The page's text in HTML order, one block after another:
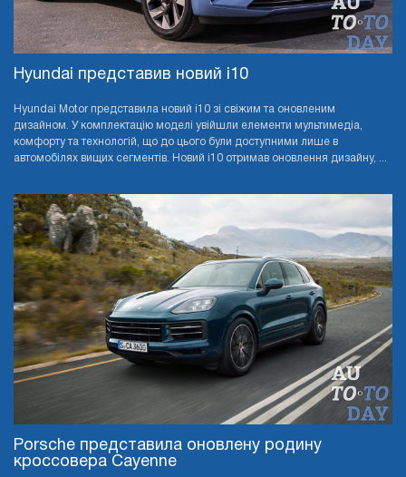
Hyundai представив новий i10
Hyundai Motor представила новий i10 зі свіжим та оновленим
дизайном. У комплектацію моделі увійшли елементи мультимедіа,
комфорту та технологій, що до цього були доступними лише в
автомобілях вищих сегментів. Новий i10 отримав оновлення дизайну, ...
Porsche представила оновлену родину
кроссовера Cayenne